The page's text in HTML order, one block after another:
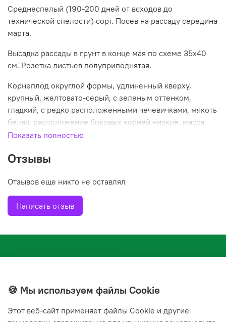
Среднеспелый (190-200 дней от всходов до
технической спелости) сорт. Посев на рассаду середина
марта.
Высадка рассады в грунт в конце мая по схеме 35х40
см. Розетка листьев полуприподнятая.
Корнеплод округлой формы, удлиненный кверху,
крупный, желтовато-серый, с зеленым оттенком,
гладкий, с редко расположенными чечевичками, мякоть
белая, расположение боковых корней низкое, масса
100-600 г. Погруженность корнеплода в почву средняя,
урожайностью, ароматичностью, повышенным
минеральные соли и эфирные масла.
Употребление сельдерея способствует выведению
солей, повышает тонус организма. Урожайность 3,0-3,5
Показать полностью
Отзывы
Отзывов еще никто не оставлял
Написать отзыв
+7(843) 210-20-24
🍪 Мы используем файлы Cookie
Этот веб‑сайт применяет файлы Cookie и другие